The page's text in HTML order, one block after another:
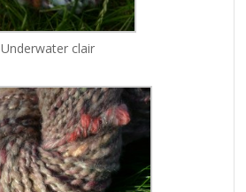
Underwater clair